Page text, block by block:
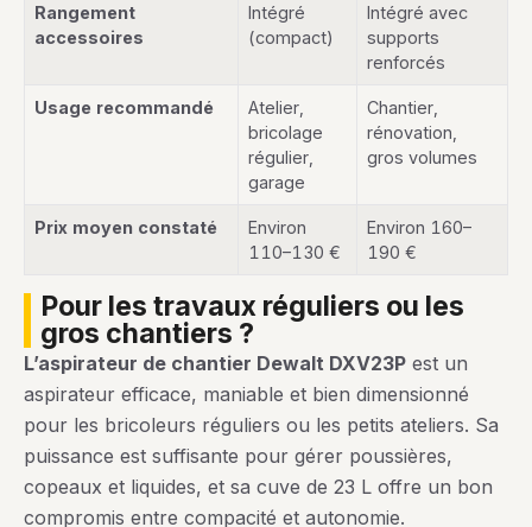
Rangement
accessoires
Intégré
(compact)
Intégré avec
supports
renforcés
Usage recommandé
Atelier,
bricolage
régulier,
garage
Chantier,
rénovation,
gros volumes
Prix moyen constaté
Environ
110–130 €
Environ 160–
190 €
pour les travaux réguliers ou les
gros chantiers ?
L’aspirateur de chantier Dewalt DXV23P est un
aspirateur efficace, maniable et bien dimensionné
pour les bricoleurs réguliers ou les petits ateliers. Sa
puissance est suffisante pour gérer poussières,
copeaux et liquides, et sa cuve de 23 L offre un bon
compromis entre compacité et autonomie.